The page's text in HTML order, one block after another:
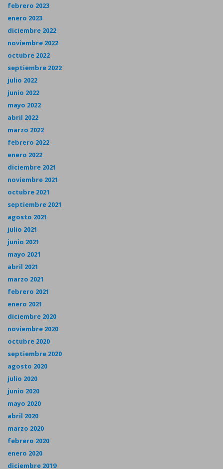
febrero 2023
enero 2023
diciembre 2022
noviembre 2022
octubre 2022
septiembre 2022
julio 2022
junio 2022
mayo 2022
abril 2022
marzo 2022
febrero 2022
enero 2022
diciembre 2021
noviembre 2021
octubre 2021
septiembre 2021
agosto 2021
julio 2021
junio 2021
mayo 2021
abril 2021
marzo 2021
febrero 2021
enero 2021
diciembre 2020
noviembre 2020
octubre 2020
septiembre 2020
agosto 2020
julio 2020
junio 2020
mayo 2020
abril 2020
marzo 2020
febrero 2020
enero 2020
diciembre 2019